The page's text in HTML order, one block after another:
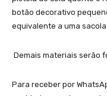
botão decorativo
equivalente a uma
Demais materiais serão
Para receber por